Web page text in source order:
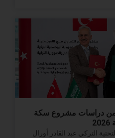
من دراسات مشروع سكة
التركي عبد القادر أورال